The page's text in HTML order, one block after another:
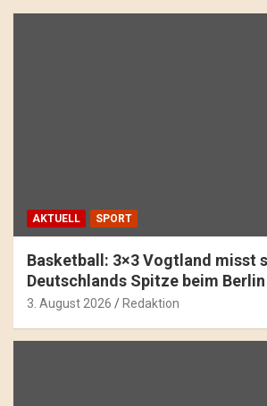
AKTUELL SPORT
Basketball: 3×3 Vogtland misst
Deutschlands Spitze beim
3. August 2026 Redaktion